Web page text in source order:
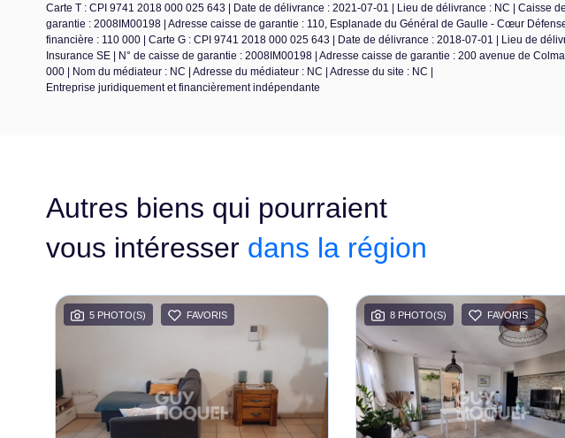
Carte T : CPI 9741 2018 000 025 643 | Date de délivrance : 2021-07-01 | Lieu de délivrance : NC | Caisse
garantie : 2008IM00198 | Adresse caisse de garantie : 110, Esplanade du Général de Gaulle - Cœur
financière : 110 000 | Carte G : CPI 9741 2018 000 025 643 | Date de délivrance : 2018-07-01 | Lieu de
Insurance SE | N° de caisse de garantie : 2008IM00198 | Adresse caisse de garantie : 200 avenue de
000 | Nom du médiateur : NC | Adresse du médiateur : NC | Adresse du site : NC |
Entreprise juridiquement et financièrement indépendante
Autres biens qui pourraient
vous intéresser dans la région
5 PHOTO(S) FAVORIS 8 PHOTO(S) FAVORIS